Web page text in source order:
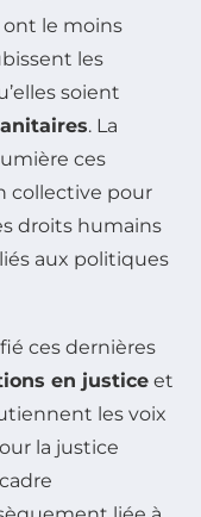
ont le moins
les
soient
. La
ces
collective pour
droits humains
aux politiques
ces dernières
en justice et
les voix
la justice